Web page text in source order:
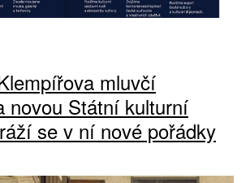
mluvčí
novou Státní kulturní
se v ní nové pořádky